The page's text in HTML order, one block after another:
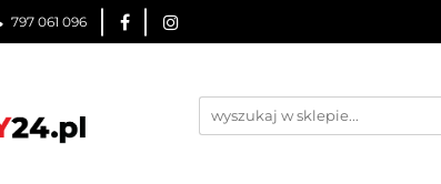
797 061 096
DROGOWE URZĄDZENIA BRD